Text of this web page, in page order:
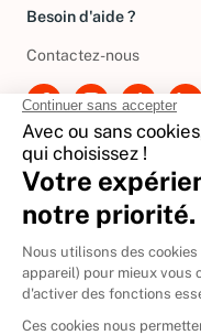
Besoin d'aide ?
Contactez-nous
International
🇪🇸 Espagne
🇩🇪Allemagne
🇮🇹 Italie